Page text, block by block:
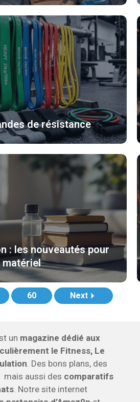
de résistance
: les nouveautés pour
matériel
60 Next
un magazine dédié aux
le Fitness, Le
. Des bons plans, des
mais aussi des comparatifs
. Notre site internet